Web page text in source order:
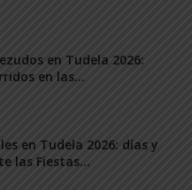
en Tudela 2026:
en las...
en Tudela 2026: días y
las Fiestas...